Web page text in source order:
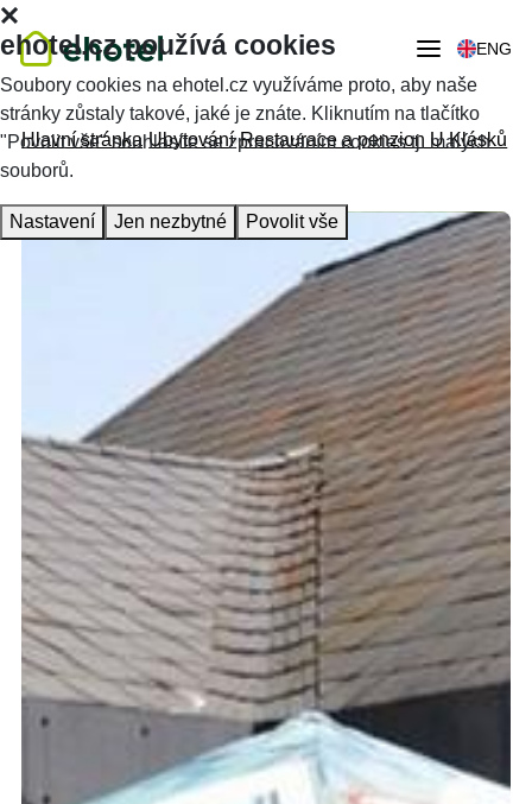
ENG
Hlavní stránka Ubytování Restaurace a penzion U Klásků
ehotel.cz používá cookies
Soubory cookies na ehotel.cz využíváme proto, aby naše
stránky zůstaly takové, jaké je znáte. Kliknutím na tlačítko
"Povolit vše" souhlasíte se zpracováním cookies tj. malých
souborů.
Nastavení Jen nezbytné Povolit vše